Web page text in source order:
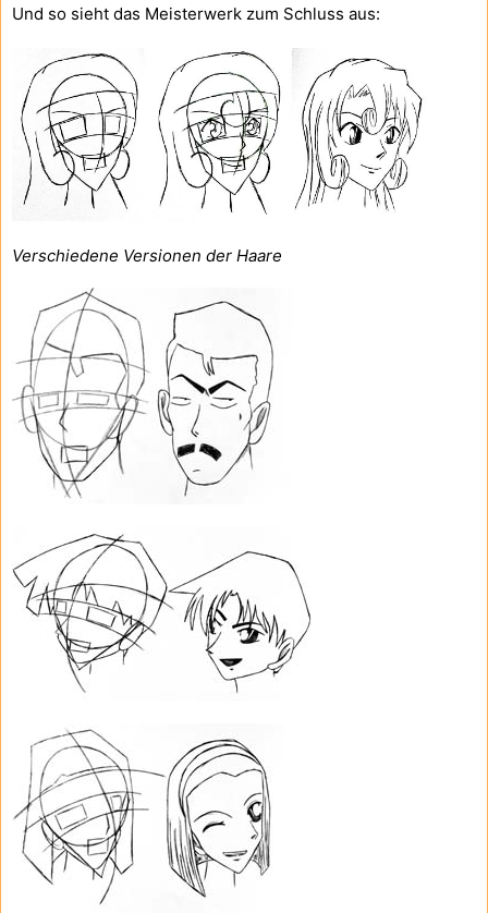
Und so sieht das Meisterwerk zum Schluss aus:
Verschiedene Versionen der Haare